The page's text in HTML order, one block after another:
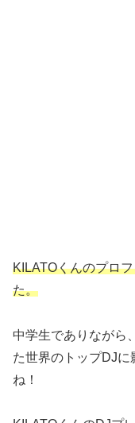
KILATOくんのプロ
た。
中学生でありながら
た世界のトップDJ
ね！